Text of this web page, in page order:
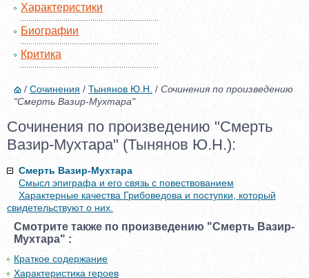
Характеристики
Биографии
Критика
/ Сочинения / Тынянов Ю.Н. / Сочинения по произведению
"Смерть Вазир-Мухтара"
Сочинения по произведению "Смерть
Вазир-Мухтара" (Тынянов Ю.Н.):
Смерть Вазир-Мухтара
Смысл эпиграфа и его связь с повествованием
Характерные качества Грибоведова и поступки, который
свидетельствуют о них.
Смотрите также по произведению "Смерть Вазир-
Мухтара" :
Краткое содержание
Характеристика героев